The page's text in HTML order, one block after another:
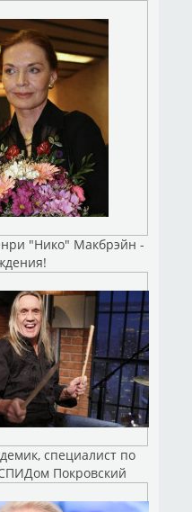
"Нико" Макбрэйн -
специалист по
Покровский